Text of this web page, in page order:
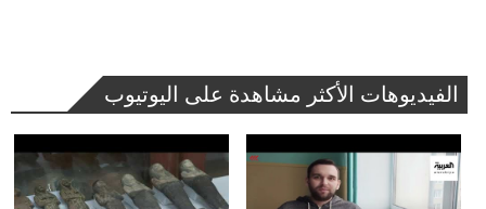
الفيديوهات الأكثر مشاهدة على اليوتيوب